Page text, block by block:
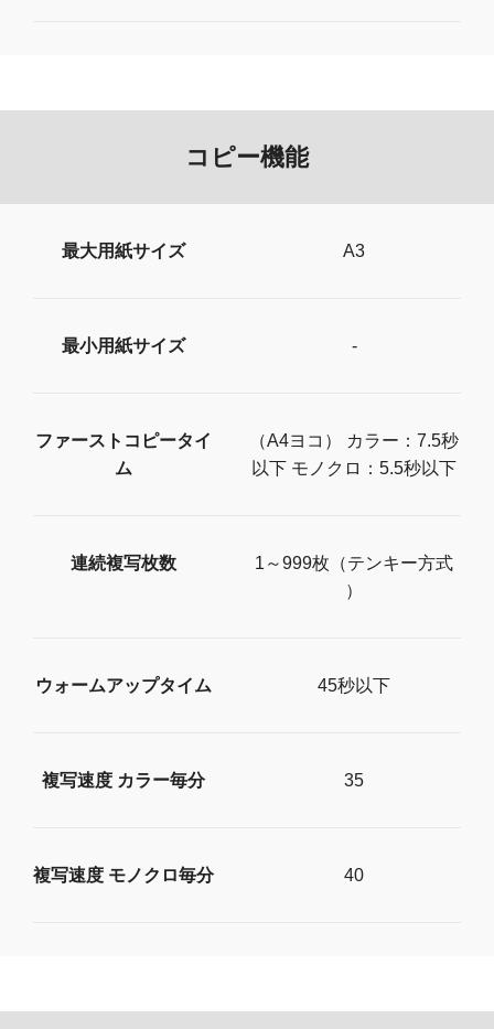
コピー機能
最大用紙サイズ A3
最小用紙サイズ -
ファーストコピータイ
ム
（​A​4​ヨ​コ​）​ ​カ​ラ​ー​：7.5秒​
以​下 ​モ​ノ​ク​ロ​：5.5​秒​以​下
連続複写枚数
1​～​9​9​9​枚​（​テ​ン​キ​ー​方​式​
）
ウォームアップタイム 45秒以下
複写速度 カラー毎分 35
複写速度 モノクロ毎分 40